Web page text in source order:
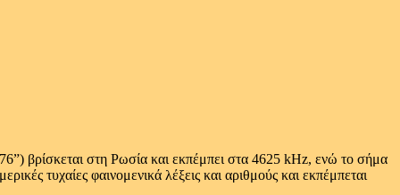
βρίσκεται στη Ρωσία και εκπέμπει στα 4625 kHz, ενώ το σήμα
τυχαίες φαινομενικά λέξεις και αριθμούς και εκπέμπεται